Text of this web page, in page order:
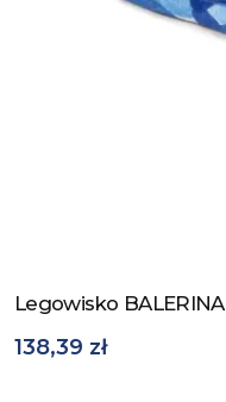
Zobacz produkt
Legowisko BALERINA
138,39 zł